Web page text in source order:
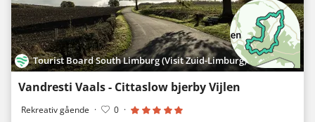
Tourist Board South Limburg (Visit Zuid-Limburg)
Vandresti Vaals - Cittaslow bjerby Vijlen
Rekreativ gående · 0 ·